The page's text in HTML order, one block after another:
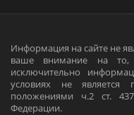
Информация на сайте не
ваше внимание на то,
исключительно
условиях не является
положениями ч.2 ст. 437
Федерации.